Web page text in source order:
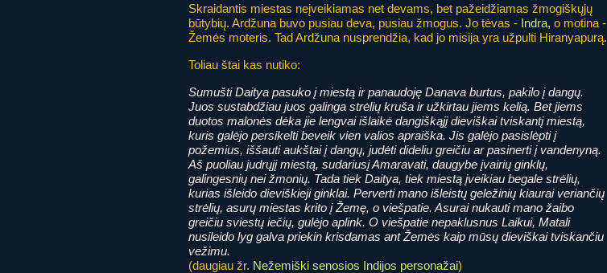
Skraidantis miestas neįveikiamas net devams, bet pažeidžiamas žmogiškųjų
būtybių. Ardžuna buvo pusiau deva, pusiau žmogus. Jo tėvas - Indra, o motina -
Žemės moteris. Tad Ardžuna nusprendžia, kad jo misija yra užpulti Hiranyapurą.
Toliau štai kas nutiko:
Sumušti Daitya pasuko į miestą ir panaudoję Danava burtus, pakilo į dangų.
Juos sustabdžiau juos galinga strėlių kruša ir užkirtau jiems kelią. Bet jiems
duotos malonės dėka jie lengvai išlaikė dangiškąjį dieviškai tviskantį miestą,
kuris galėjo persikelti beveik vien valios apraiška. Jis galėjo pasislėpti į
požemius, iššauti aukštai į dangų, judėti dideliu greičiu ar pasinerti į vandenyną.
Aš puoliau judrųjį miestą, sudariusį Amaravati, daugybe įvairių ginklų,
galingesnių nei žmonių. Tada tiek Daitya, tiek miestą įveikiau begale strėlių,
kurias išleido dieviškieji ginklai. Perverti mano išleistų geležinių kiaurai veriančių
strėlių, asurų miestas krito į Žemę, o viešpatie. Asurai nukauti mano žaibo
greičiu sviestų iečių, gulėjo aplink. O viešpatie nepaklusnus Laikui, Matali
nusileido lyg galva priekin krisdamas ant Žemės kaip mūsų dieviškai tviskančiu
vežimu.
(daugiau žr. Nežemiški senosios Indijos personažai)